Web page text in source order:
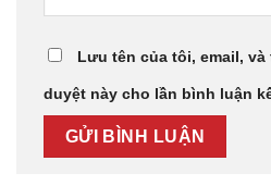
Lưu tên của tôi, email,
duyệt này cho lần bình luận